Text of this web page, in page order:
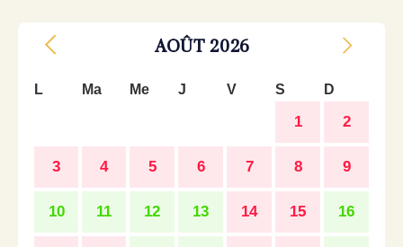
AOÛT 2026
L Ma Me J V S D
1 2
3 4 5 6 7 8 9
10 11 12 13 14 15 16